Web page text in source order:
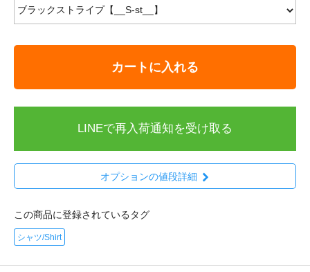
カートに入れる
LINEで再入荷通知を受け取る
オプションの値段詳細
この商品に登録されているタグ
シャツ/Shirt